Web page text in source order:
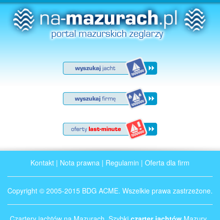
Kontakt | Nota prawna | Regulamin | Oferta dla firm
Copyright © 2005-2015 BDG ACME. Wszelkie prawa zastrzeżone.